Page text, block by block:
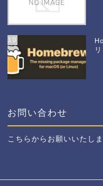
10
お問い合わせ
こちらからお願いいたしま